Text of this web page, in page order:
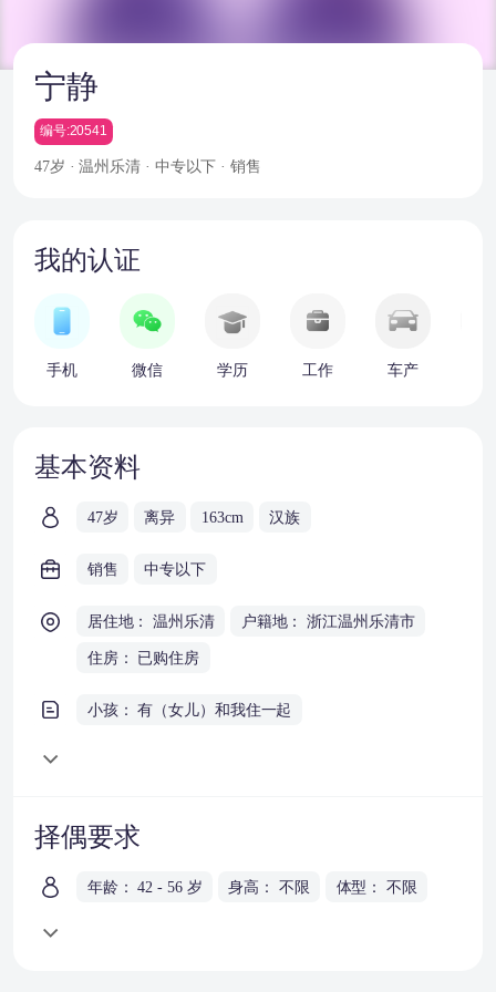
宁静
编号:20541
47岁 · 温州乐清 · 中专以下 · 销售
我的认证
手机 微信 学历 工作 车产
基本资料
47岁 离异 163cm 汉族
销售 中专以下
居住地： 温州乐清 户籍地： 浙江温州乐清市
住房： 已购住房
小孩： 有（女儿）和我住一起
择偶要求
年龄： 42 - 56 岁 身高： 不限 体型： 不限